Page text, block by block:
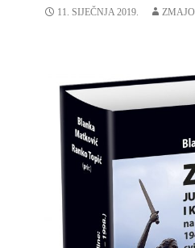
11. SIJEČNJA 2019. ZMAJO